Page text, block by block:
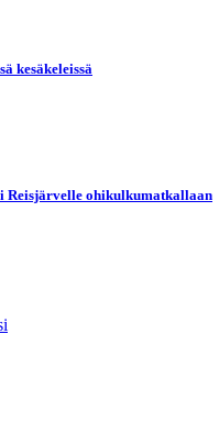
kesäkeleissä
Reisjärvelle ohikulkumatkallaan